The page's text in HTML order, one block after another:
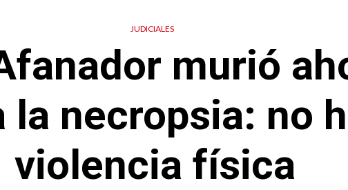
JUDICIALES
murió
la necropsia: no
violencia física